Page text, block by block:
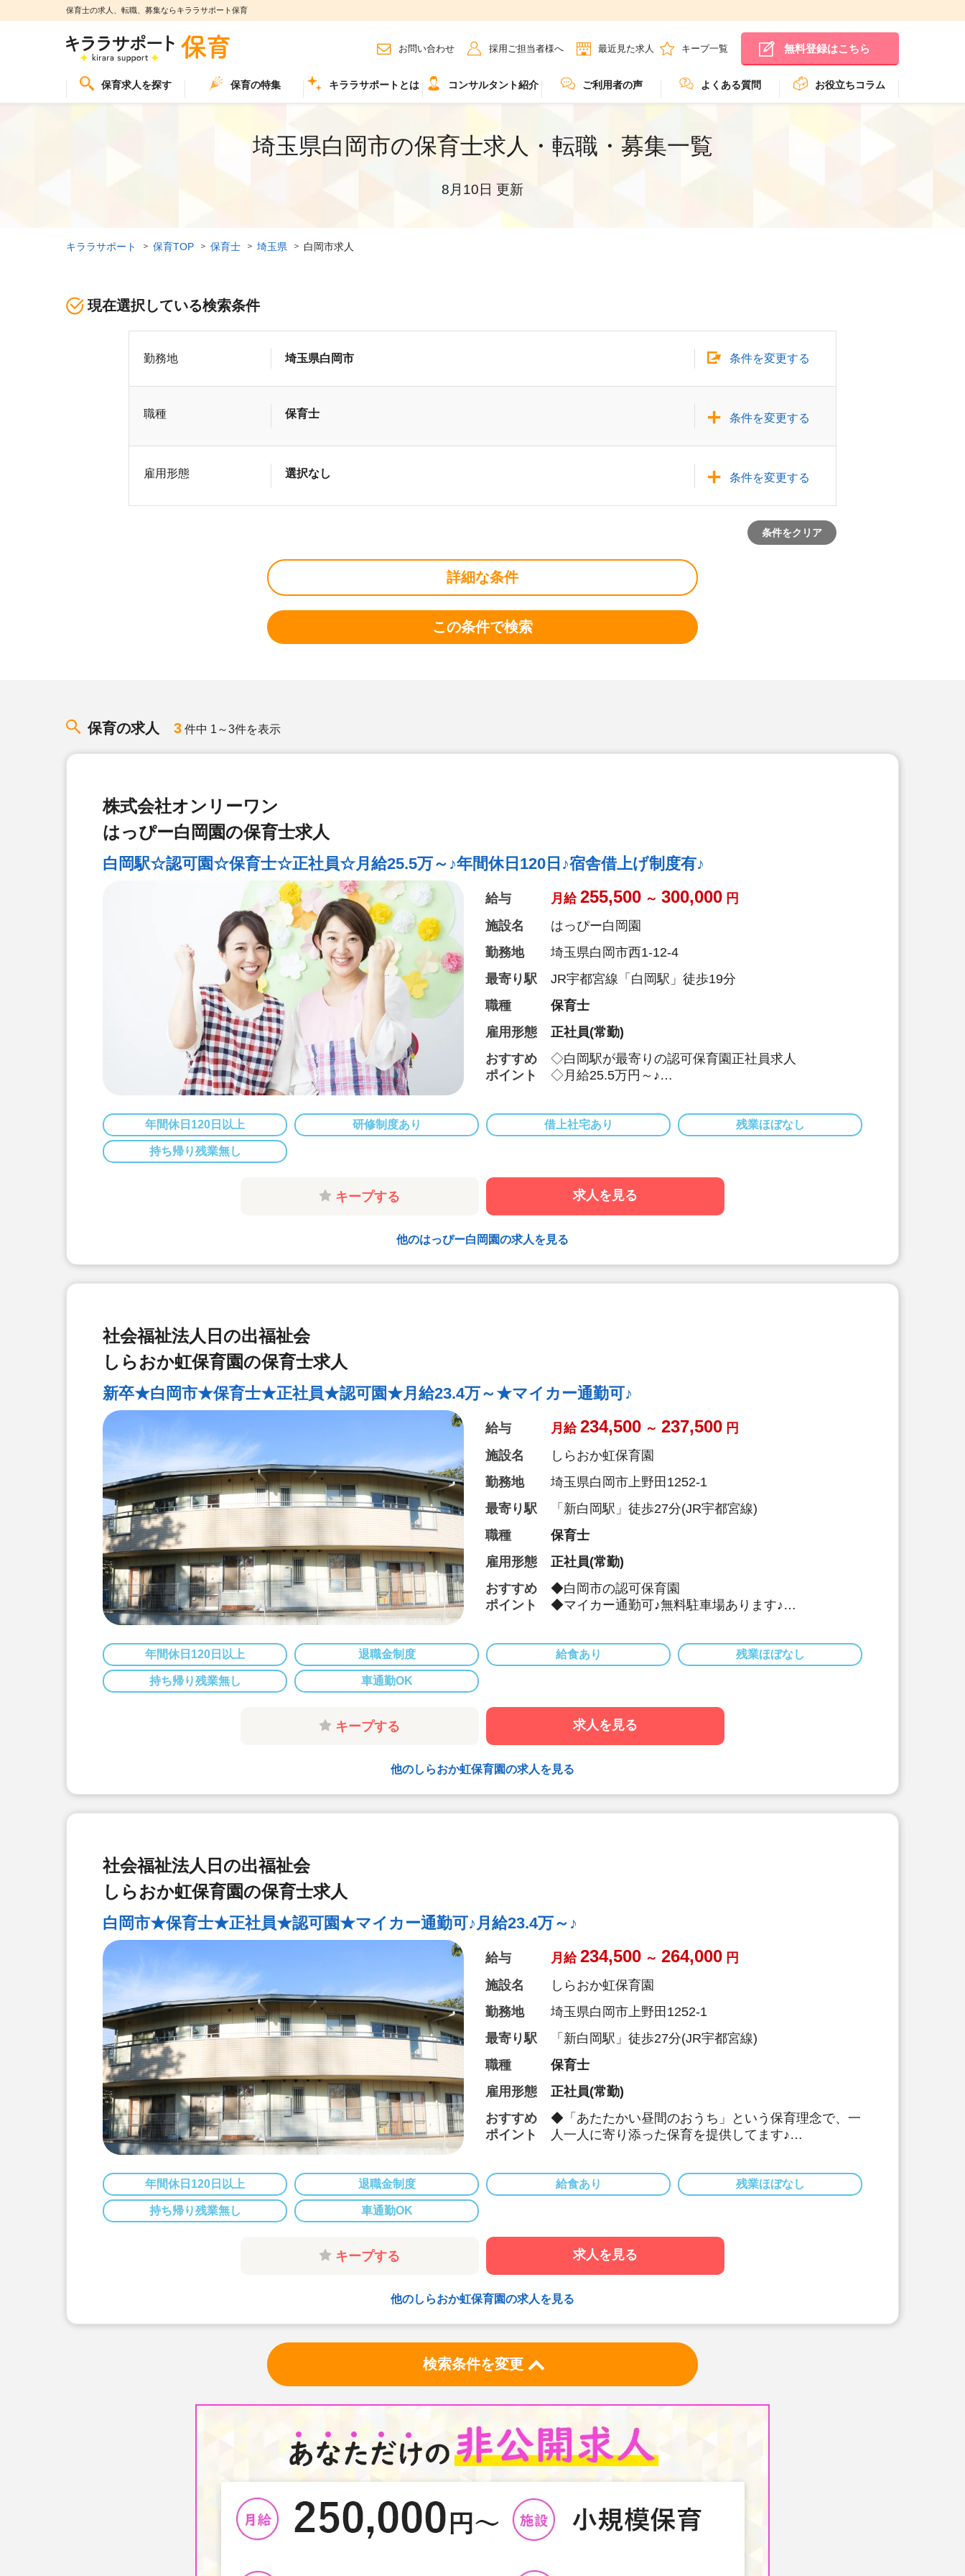
保育士の求人、転職、募集ならキララサポート保育
お問い合わせ 採用ご担当者様へ 最近見た求人 キープ一覧 無料登録はこちら
保育求人を探す 保育の特集 キララサポートとは コンサルタント紹介 ご利用者の声 よくある質問 お役立ちコラム
埼玉県白岡市の保育士求人・転職・募集一覧
8月10日 更新
キララサポート 保育TOP 保育士 埼玉県 白岡市求人
現在選択している検索条件
勤務地 埼玉県白岡市 条件を変更する
職種 保育士 条件を変更する
雇用形態 選択なし 条件を変更する
条件をクリア
詳細な条件
この条件で検索
保育の求人 3 件中 1～3件を表示
株式会社オンリーワン
はっぴー白岡園の保育士求人
白岡駅☆認可園☆保育士☆正社員☆月給25.5万～♪年間休日120日♪宿舎借上げ制度有♪
給与 月給 255,500 ～ 300,000 円
施設名
はっぴー白岡園
勤務地
埼玉県白岡市西1-12-4
最寄り駅
JR宇都宮線「白岡駅」徒歩19分
職種
保育士
雇用形態
正社員(常勤)
おすすめ
ポイント
◇白岡駅が最寄りの認可保育園正社員求人
◇月給25.5万円～♪
◇宿舎借り上げ制度利用も可♪
◇残業ほぼなく、持ち帰り仕事もありませんので、プ
年間休日120日以上 研修制度あり 借上社宅あり 残業ほぼなし
持ち帰り残業無し
キープする 求人を見る
他のはっぴー白岡園の求人を見る
社会福祉法人日の出福祉会
しらおか虹保育園の保育士求人
新卒★白岡市★保育士★正社員★認可園★月給23.4万～★マイカー通勤可♪
給与 月給 234,500 ～ 237,500 円
施設名
しらおか虹保育園
勤務地
埼玉県白岡市上野田1252-1
最寄り駅
「新白岡駅」徒歩27分(JR宇都宮線)
職種
保育士
雇用形態
正社員(常勤)
おすすめ
ポイント
◆白岡市の認可保育園
◆マイカー通勤可♪無料駐車場あります♪
ほとんどなく、ワークライフバランスしっかりとれる
ます♪配属も複数担任のクラスになりますので安心♪
◆「あたたかい昼間のおうち」という保育理念で、一
人一人に寄り添った保育を提供してます♪
年間休日120日以上 退職金制度 給食あり 残業ほぼなし
持ち帰り残業無し 車通勤OK
キープする 求人を見る
他のしらおか虹保育園の求人を見る
社会福祉法人日の出福祉会
しらおか虹保育園の保育士求人
白岡市★保育士★正社員★認可園★マイカー通勤可♪月給23.4万～♪
給与 月給 234,500 ～ 264,000 円
施設名
しらおか虹保育園
勤務地
埼玉県白岡市上野田1252-1
最寄り駅
「新白岡駅」徒歩27分(JR宇都宮線)
職種
保育士
雇用形態
正社員(常勤)
おすすめ
ポイント
◆「あたたかい昼間のおうち」という保育理念で、一
人一人に寄り添った保育を提供してます♪
ンスしっかりとれる環境です♪
年間休日120日以上 退職金制度 給食あり 残業ほぼなし
持ち帰り残業無し 車通勤OK
キープする 求人を見る
他のしらおか虹保育園の求人を見る
検索条件を変更